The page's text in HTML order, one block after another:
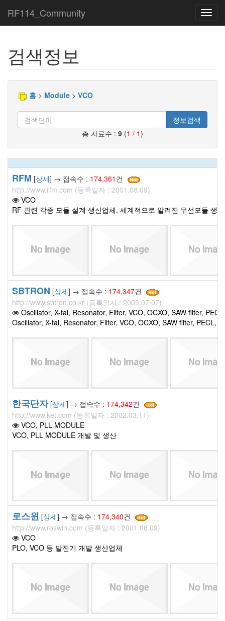
RF114_Community
검색정보
홈 > Module > VCO
정보검색
총 자료수 : 9 (1 / 1)
RFM [상세] → 접속수 : 174,361 건
http://www.rfm.com (등록일자 : 2001.08.09)
VCO
RF 관련 각종 모듈 설계 생산업체. 세계적으로 알려진 무선모듈 생
SBTRON [상세] → 접속수 : 174,347건
http://www.sbtron.co.kr (등록일자 : 2003.07.07)
Oscillator, X-tal, Resonator, Filter, VCO, OCXO, SAW filter,
Oscillator, X-tal, Resonator, Filter, VCO, OCXO, SAW filter, PECL,
한국단자[상세] → 접속수 : 174,342건
http://www.ket.com (등록일자 : 2002.03.11)
VCO, PLL MODULE
VCO, PLL MODULE 개발 및 생산
로스윈 [상세] → 접속수 : 174,340건
http://www.roswin.com (등록일자 : 2001.08.09)
VCO
PLO, VCO 등 발진기 개발 생산업체